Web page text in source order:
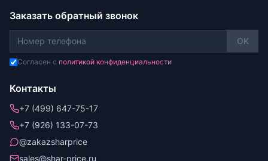
Заказать обратный звонок
OK
Согласен с политикой конфиденциальности
Контакты
+7 (499) 647-75-17
+7 (926) 133-07-73
@zakazsharprice
sales@shar-price.ru